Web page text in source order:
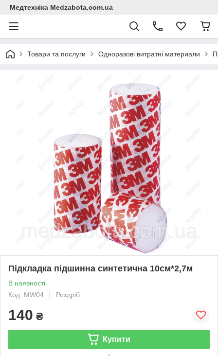
Медтехніка Medzabota.com.ua
Товари та послуги Одноразові витратні материали
Підкладка підшинна синтетична 10см*2,7м
В наявності
Код: MW04
Роздріб
140 ₴
Купити